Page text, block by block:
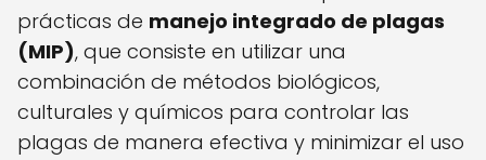
prácticas de manejo integrado de plagas
(MIP), que consiste en utilizar una
combinación de métodos biológicos,
culturales y químicos para controlar las
plagas de manera efectiva y minimizar el uso